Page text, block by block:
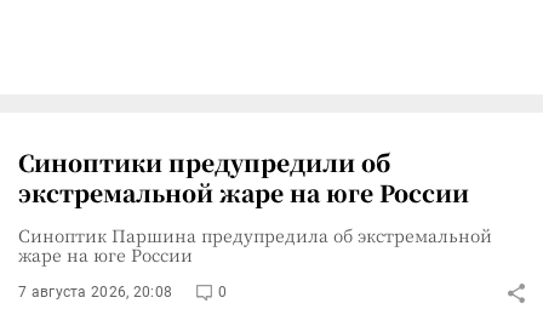
Синоптики предупредили об
экстремальной жаре на юге России
Синоптик Паршина предупредила об экстремальной
жаре на юге России
7 августа 2026, 20:08 0